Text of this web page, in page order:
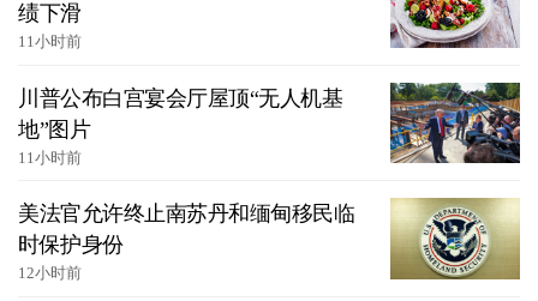
绩下滑
11小时前
川普公布白宫宴会厅屋顶“无人机基
地”图片
11小时前
美法官允许终止南苏丹和缅甸移民临
时保护身份
12小时前